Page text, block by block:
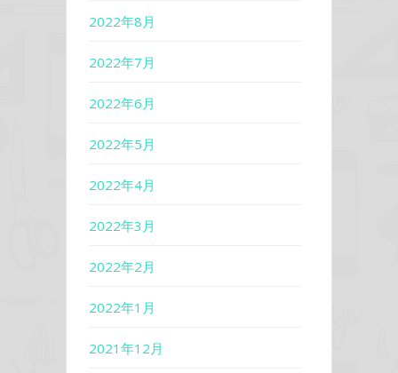
2022年8月
2022年7月
2022年6月
2022年5月
2022年4月
2022年3月
2022年2月
2022年1月
2021年12月